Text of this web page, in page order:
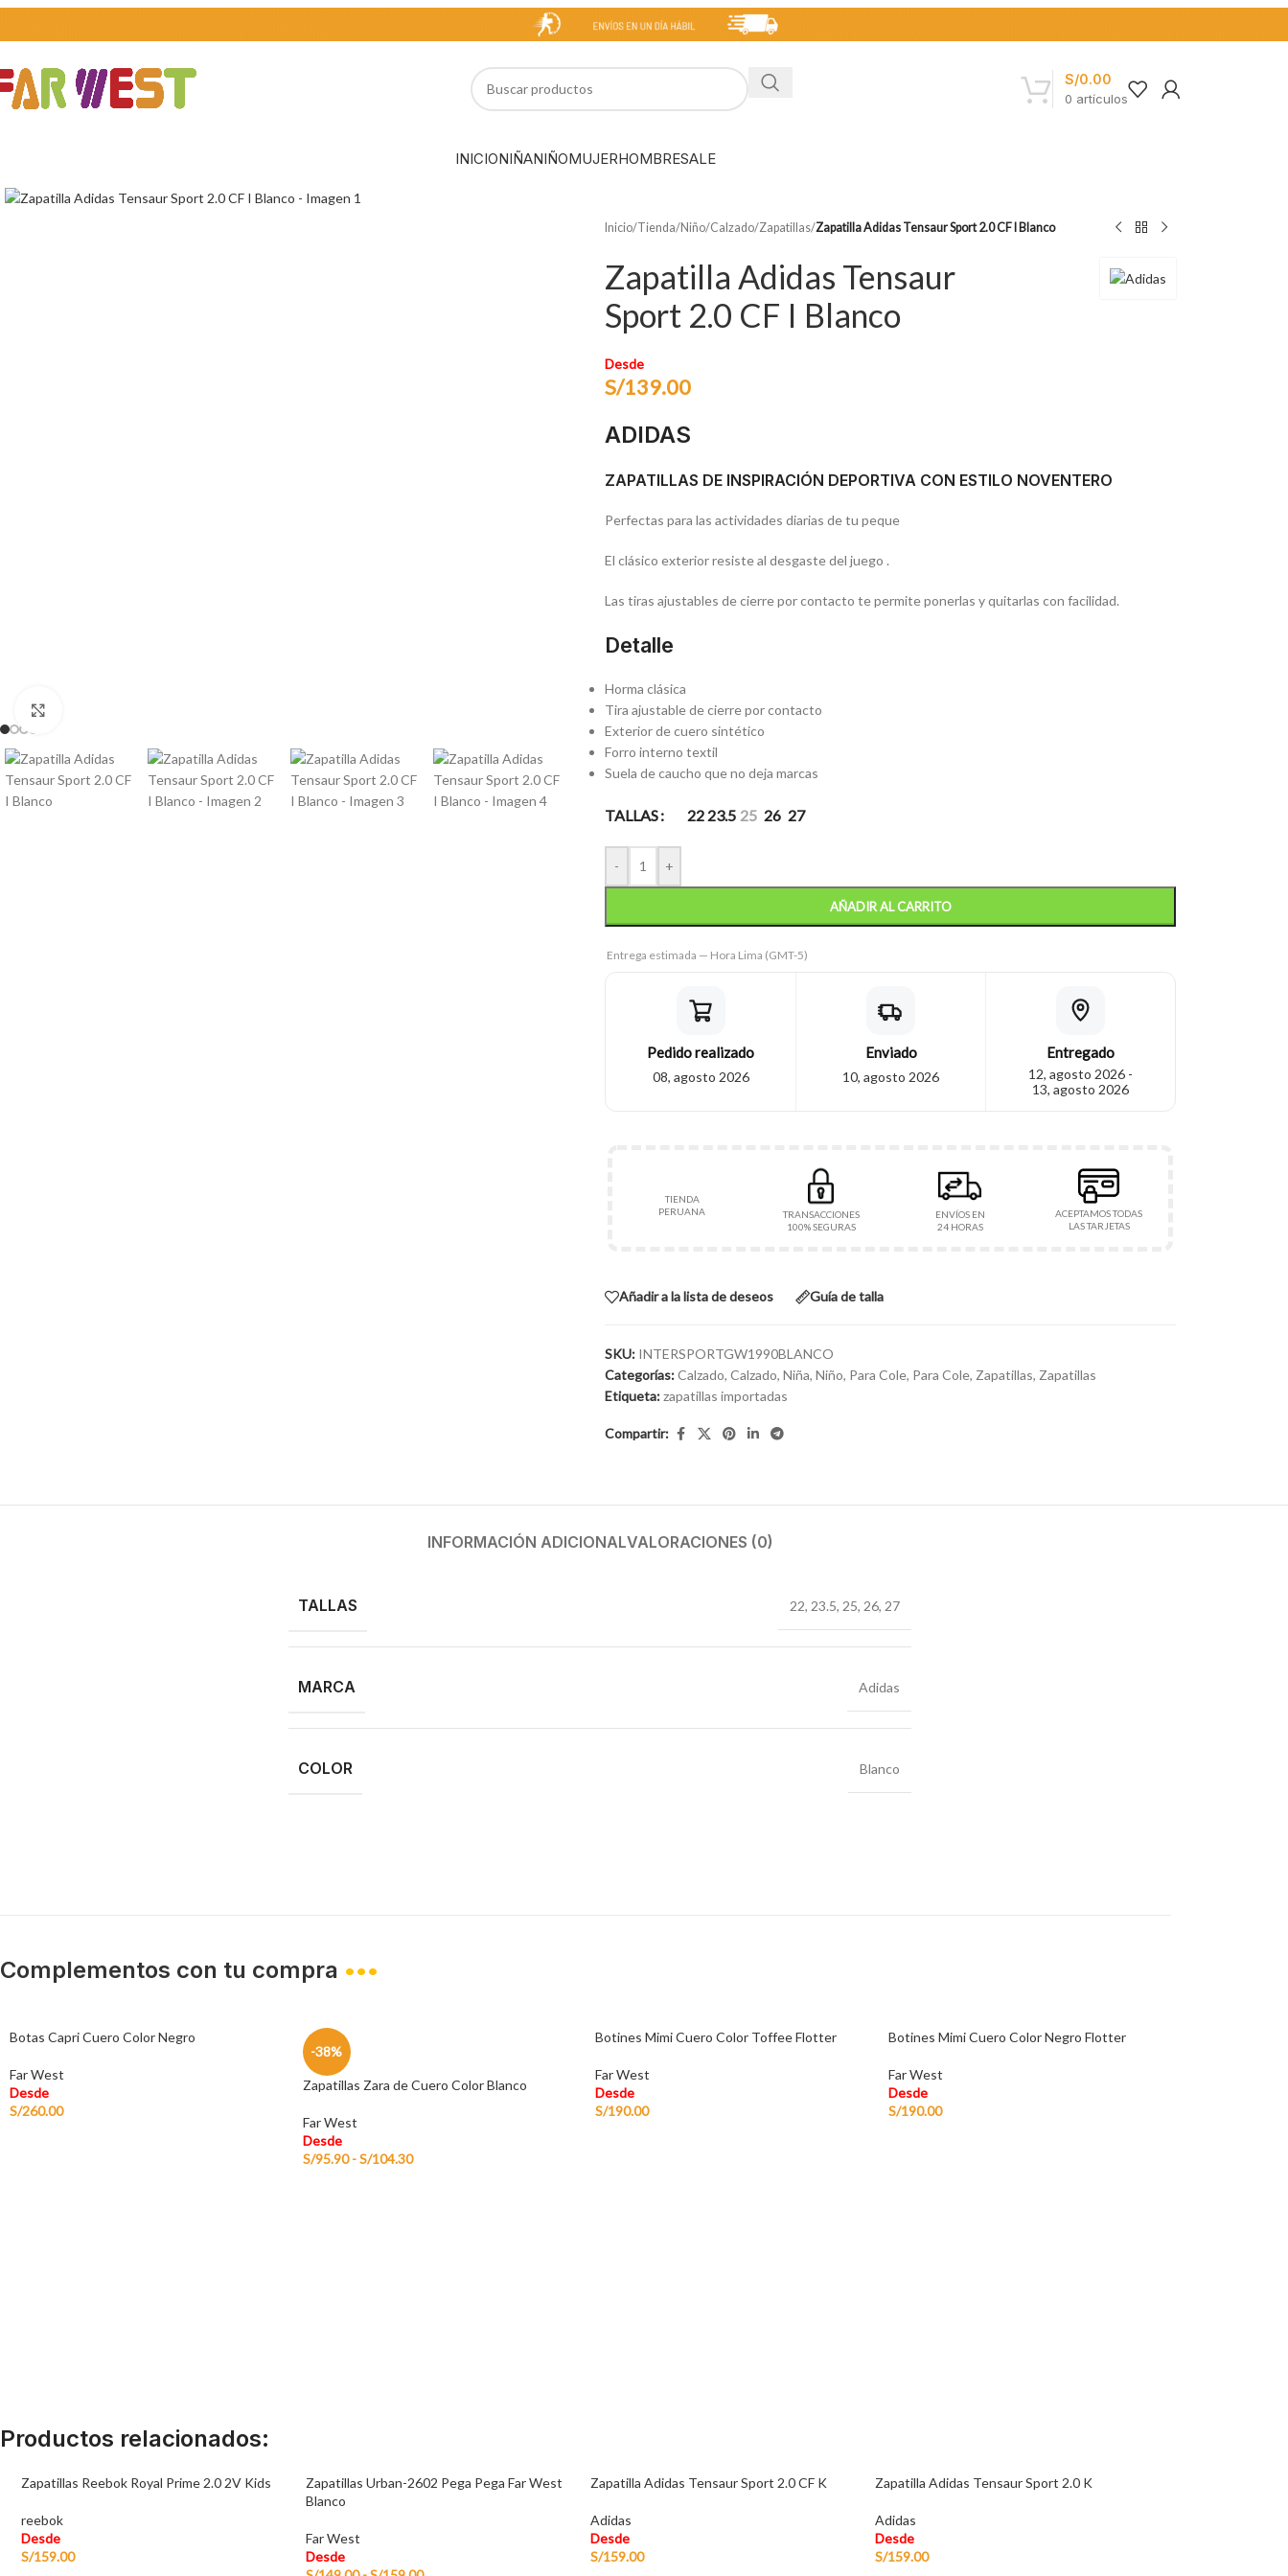
0 artículos
S/0.00
INICIONIÑANIÑOMUJERHOMBRESALE
Inicio/Tienda/Niño/Calzado/Zapatillas/Zapatilla Adidas Tensaur Sport 2.0 CF I Blanco
Zapatilla Adidas Tensaur
Sport 2.0 CF I Blanco
Desde
S/139.00
ADIDAS
ZAPATILLAS DE INSPIRACIÓN DEPORTIVA CON ESTILO NOVENTERO
Perfectas para las actividades diarias de tu peque
El clásico exterior resiste al desgaste del juego .
Las tiras ajustables de cierre por contacto te permite ponerlas y quitarlas con facilidad.
Detalle
Horma clásica
Tira ajustable de cierre por contacto
Exterior de cuero sintético
Forro interno textil
Suela de caucho que no deja marcas
TALLAS 22 23.5 25 26 27
- +
AÑADIR AL CARRITO
Entrega estimada — Hora Lima (GMT-5)
Pedido realizado
08, agosto 2026
Enviado
10, agosto 2026
Entregado
12, agosto 2026 -
13, agosto 2026
TIENDA
PERUANA
TRANSACCIONES
100% SEGURAS
ENVÍOS EN
24 HORAS
ACEPTAMOS TODAS
LAS TARJETAS
Añadir a la lista de deseos Guía de talla
SKU: INTERSPORTGW1990BLANCO
Categorías:Calzado, Calzado, Niña, Niño, Para Cole, Para Cole, Zapatillas, Zapatillas
Etiqueta:zapatillas importadas
Compartir:
INFORMACIÓN ADICIONALVALORACIONES (0)
TALLAS 22, 23.5, 25, 26, 27
MARCA Adidas
COLOR Blanco
Complementos con tu compra •••
Botas Capri Cuero Color Negro
Far West
Desde
S/260.00
-38%
Zapatillas Zara de Cuero Color Blanco
Far West
Desde
S/95.90 - S/104.30
Botines Mimi Cuero Color Toffee Flotter
Far West
Desde
S/190.00
Botines Mimi Cuero Color Negro Flotter
Far West
Desde
S/190.00
Productos relacionados:
Zapatillas Reebok Royal Prime 2.0 2V Kids
reebok
Desde
S/159.00
Zapatillas Urban-2602 Pega Pega Far West
Blanco
Far West
Desde
Zapatilla Adidas Tensaur Sport 2.0 CF K
Adidas
Desde
S/159.00
Zapatilla Adidas Tensaur Sport 2.0 K
Adidas
Desde
S/159.00